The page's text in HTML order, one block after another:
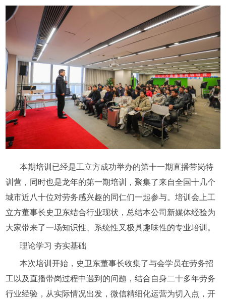
本期培训已经是工立方成功举办的第十一期直播带岗特
训营，同时也是龙年的第一期培训，聚集了来自全国十几个
城市近八十位对劳务感兴趣的同仁们一起参与。培训会上工
立方董事长史卫东结合行业现状，总结本公司新媒体经验为
大家带来了一场知识性、系统性又极具趣味性的专业培训。
理论学习 夯实基础
本次培训开始，史卫东董事长收集了与会学员在劳务招
工以及直播带岗过程中遇到的问题，结合自身二十多年劳务
行业经验，从实际情况出发，微信精细化运营为切入点，开